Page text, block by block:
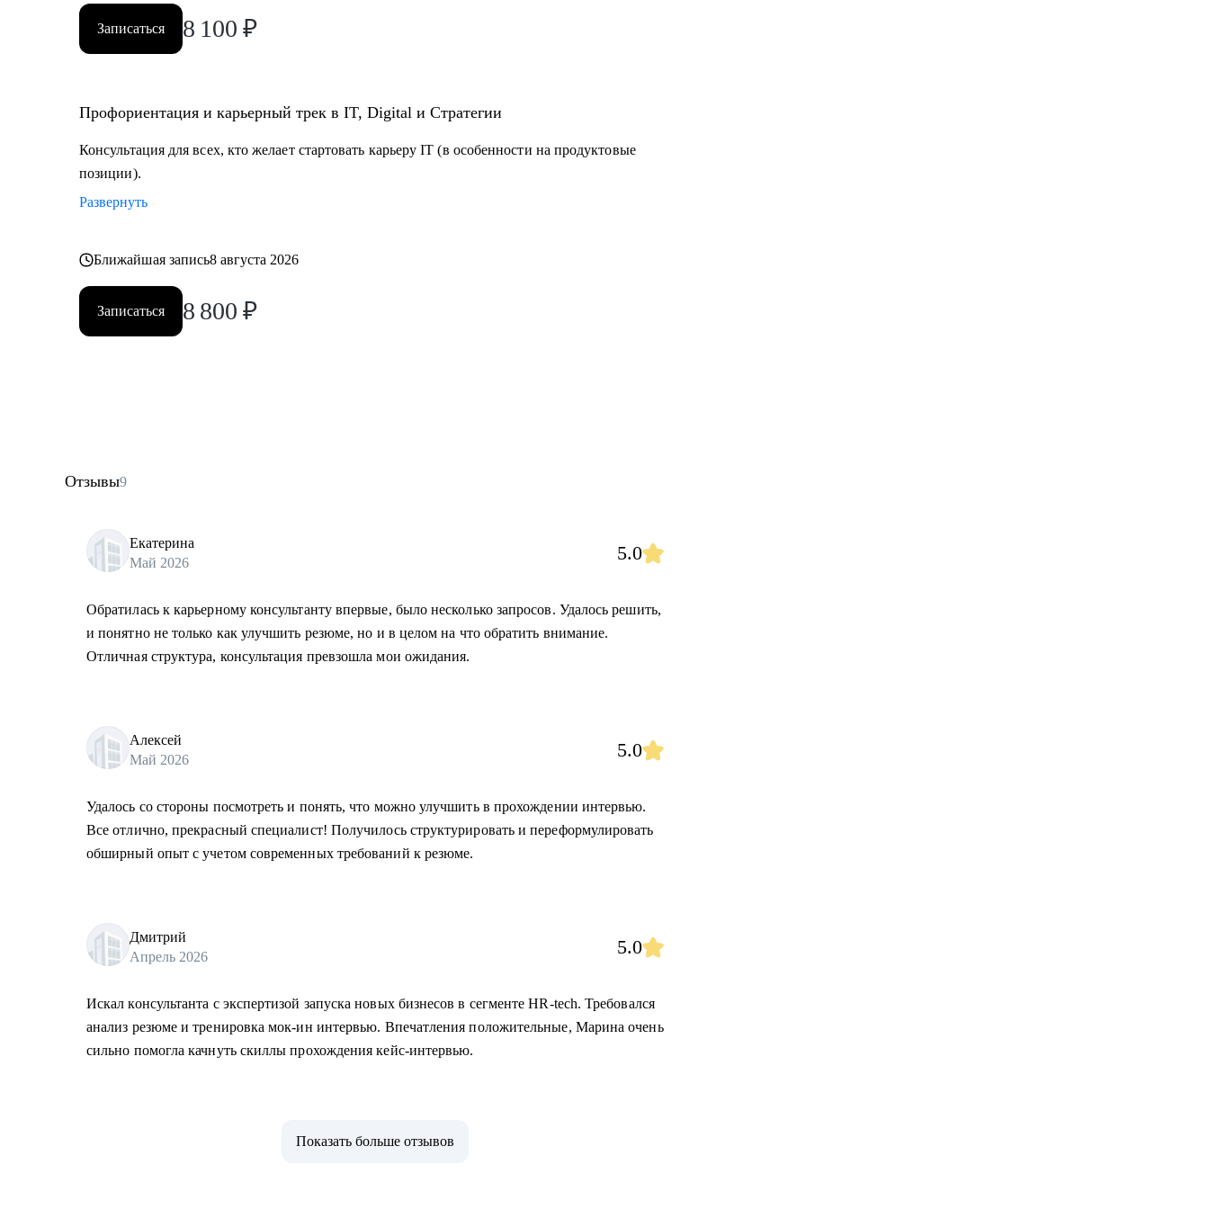
Записаться 8 100 ₽
Профориентация и карьерный трек в IT, Digital и Стратегии
Консультация для всех, кто желает стартовать карьеру IT (в особенности на продуктовые
позиции).
Развернуть
Ближайшая запись8 августа 2026
Записаться 8 800 ₽
Отзывы9
Екатерина
Май 2026
5.0
Обратилась к карьерному консультанту впервые, было несколько запросов. Удалось решить,
и понятно не только как улучшить резюме, но и в целом на что обратить внимание.
Отличная структура, консультация превзошла мои ожидания.
Алексей
Май 2026
5.0
Удалось со стороны посмотреть и понять, что можно улучшить в прохождении интервью.
Все отлично, прекрасный специалист! Получилось структурировать и переформулировать
обширный опыт с учетом современных требований к резюме.
Дмитрий
Апрель 2026
5.0
Искал консультанта с экспертизой запуска новых бизнесов в сегменте HR-tech. Требовался
анализ резюме и тренировка мок-ин интервью. Впечатления положительные, Марина очень
сильно помогла качнуть скиллы прохождения кейс-интервью.
Показать больше отзывов